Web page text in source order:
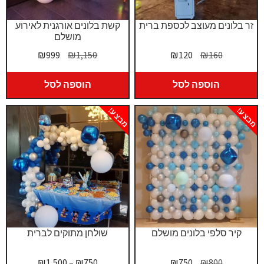
קשת בלונים אורגנית לאירוע
מושלם
₪1,150
המחיר
היה:
₪1,150.
₪999
המחיר
₪999.
הוספה לסל
זר בלונים מעוצב לכספת ברית
₪160
המחיר
היה:
₪160.
₪120
₪120.
הוספה לסל
שולחן מתוקים לברית
מבצע!
קיר סלפי בלונים מושלם
מבצע!
המחיר